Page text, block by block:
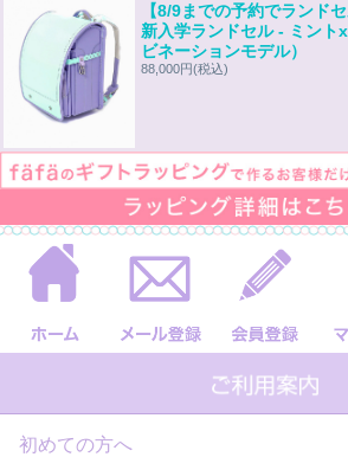
【8/9までの予約でランド
新入学ランドセル - ミント
ビネーションモデル）
88,000円(税込)
初めての方へ